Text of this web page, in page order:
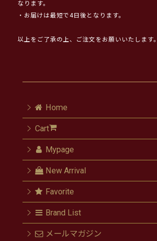
なります。
・お届けは最短で4日後となります。
以上をご了承の上、ご注文をお願いいたします。
Home
Cart
Mypage
New Arrival
Favorite
Brand List
メールマガジン